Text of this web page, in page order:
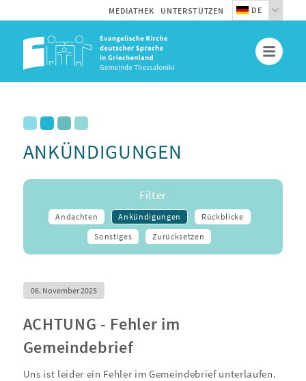
MEDIATHEK UNTERSTÜTZEN DE
ANKÜNDIGUNGEN
Filter
Andachten Ankündigungen
Rückblicke
Sonstiges
Zurücksetzen
06. November 2025
ACHTUNG - Fehler im
Gemeindebrief
Uns ist leider ein Fehler im Gemeindebrief unterlaufen.